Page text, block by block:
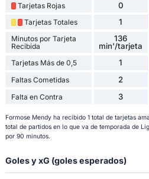
Tarjetas Rojas 0
Tarjetas Totales 1
Minutos por Tarjeta
Recibida
136
min'/tarjeta
Tarjetas Más de 0,5 1
Faltas Cometidas 2
Falta en Contra 3
Formose Mendy ha recibido 1 total de tarjetas
total de partidos en lo que va de temporada de
por 90 minutos.
Goles y xG (goles esperados)